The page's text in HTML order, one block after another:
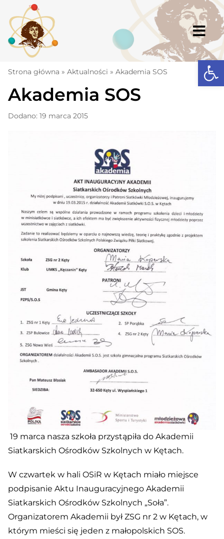
content
Strona główna
Aktualności
Komunikaty
Warto wiedzieć
UKS „Millenium”
Strona główna » Aktualności » Akademia SOS
Akademia SOS
Dodano: 19 marca 2015
19 marca nasza szkoła przystąpiła do Akademii
Siatkarskich Ośrodków Szkolnych w Kętach.
W czwartek w hali OSiR w Kętach miało miejsce
podpisanie Aktu Inauguracyjnego Akademii
Siatkarskich Ośrodków Szkolnych „Soła”.
Organizatorem Akademii był ZSG nr 2 w Kętach, w
którym mieści się jeden z małopolskich SOS.